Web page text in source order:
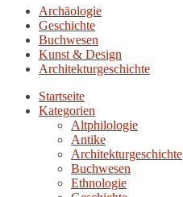
Archäologie
Geschichte
Buchwesen
Kunst & Design
Architekturgeschichte
Startseite
Kategorien
Altphilologie
Antike
Architekturgeschichte
Buchwesen
Ethnologie